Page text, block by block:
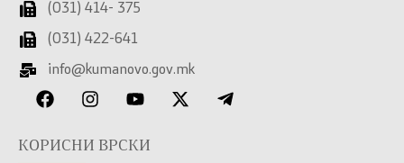
(031) 414- 375
(031) 422-641
info@kumanovo.gov.mk
КОРИСНИ ВРСКИ